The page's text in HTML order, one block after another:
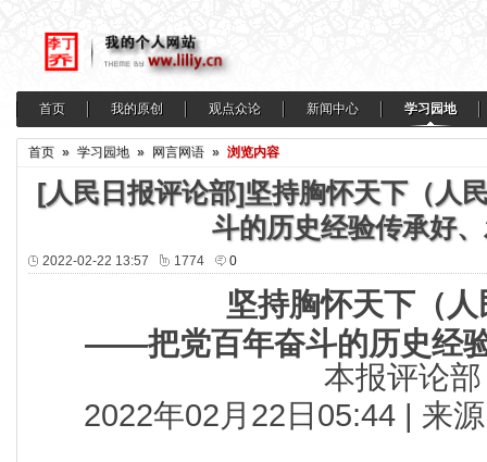
首页 我的原创 观点众论 新闻中心 学习园地
首页 » 学习园地 » 网言网语 » 浏览内容
[人民日报评论部]坚持胸怀天下（
斗的历史经验传承好
2022-02-22 13:57 1774 0
坚持胸怀天下（
——把党百年奋斗的历史经
本报评论部
2022年02月22日05:44 | 来